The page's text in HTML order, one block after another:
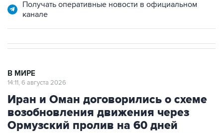
Получать оперативные новости в официальном
канале
В МИРЕ
14:11, 6 августа 2026
Иран и Оман договорились о схеме
возобновления движения через
Ормузский пролив на 60 дней